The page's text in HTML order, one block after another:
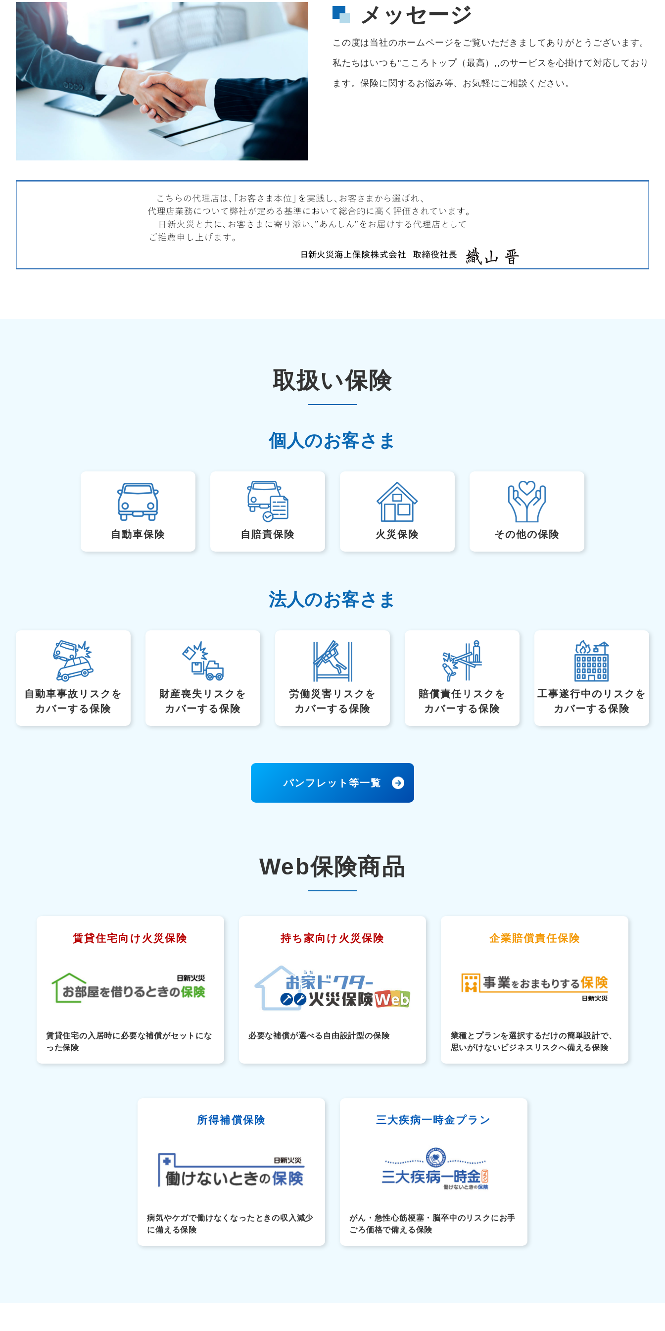
メッセージ
この度は当社のホームページをご覧いただきましてありがとうございます。
私たちはいつも''こころトップ（最高）,,のサービスを心掛けて対応しており
ます。保険に関するお悩み等、お気軽にご相談ください。
取扱い保険
個人のお客さま
自動車保険 自賠責保険 火災保険 その他の保険
法人のお客さま
自動車事故リスク を
カバーする保険
財産喪失リスク を
カバーする保険
労働災害リスクを
カバーする保険
賠償責任リスクを
カバーする保険
工事遂行中のリスク を
カバーする保険
パンフレット等一覧
Web保険商品
賃貸住宅向け火災保険
賃貸住宅の入居時に必要な補償がセットにな
った保険
持ち家向け火災保険
必要な補償が選べる自由設計型の保険
企業賠償責任保険
業種とプランを選択するだけの簡単設計で、
思いがけないビジネスリスクへ備える保険
所得補償保険
病気やケガで働けなくなったときの収入減少
に備える保険
三大疾病一時金プラン
がん・急性心筋梗塞・脳卒中のリスクにお手
ごろ価格で備える保険